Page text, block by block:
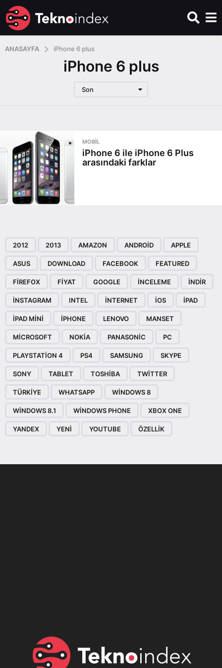
ANASAYFA iPhone 6 plus
iPhone 6 plus
Son
MOBIL
iPhone 6 ile iPhone 6 Plus
arasındaki farklar
2012 2013 AMAZON ANDROID APPLE
ASUS DOWNLOAD FACEBOOK FEATURED
FIREFOX FIYAT GOOGLE INCELEME INDIR
INSTAGRAM INTEL INTERNET IOS IPAD
IPAD MINI IPHONE LENOVO MANSET
MICROSOFT NOKIA PANASONIC PC
PLAYSTATION 4 PS4 SAMSUNG SKYPE
SONY TABLET TOSHIBA TWITTER
TÜRKIYE WHATSAPP WINDOWS 8
WINDOWS 8.1 WINDOWS PHONE XBOX ONE
YANDEX YENI YOUTUBE ÖZELLIK